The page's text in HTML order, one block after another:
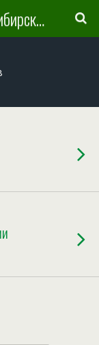
Литературная карта Новосибирска и Новосибирской области